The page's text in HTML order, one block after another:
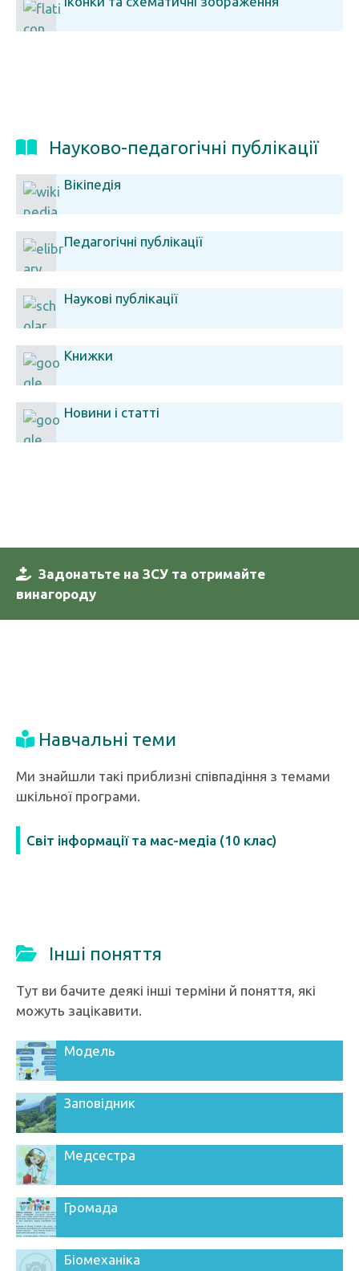
Науково-педагогічні публікації
Вікіпедія
Педагогічні публікації
Наукові публікації
Книжки
Новини і статті
Задонатьте на ЗСУ та отримайте
винагороду
Навчальні теми
Ми знайшли такі приблизні співпадіння з темами
шкільної програми.
Світ інформації та мас-медіа (10 клас)
Інші поняття
Тут ви бачите деякі інші терміни й поняття, які
можуть зацікавити.
Модель
Заповідник
Медсестра
Громада
Біомеханіка